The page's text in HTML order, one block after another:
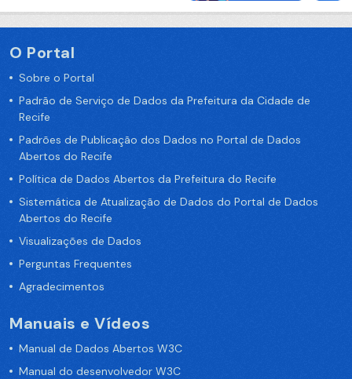
O Portal
Sobre o Portal
Padrão de Serviço de Dados da Prefeitura da Cidade de
Recife
Padrões de Publicação dos Dados no Portal de Dados
Abertos do Recife
Política de Dados Abertos da Prefeitura do Recife
Sistemática de Atualização de Dados do Portal de Dados
Abertos do Recife
Visualizações de Dados
Perguntas Frequentes
Agradecimentos
Manuais e Vídeos
Manual de Dados Abertos W3C
Manual do desenvolvedor W3C